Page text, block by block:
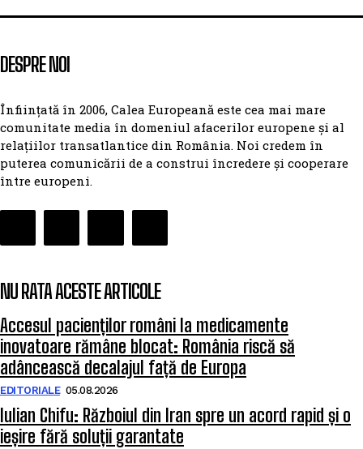
DESPRE NOI
Înființată în 2006, Calea Europeană este cea mai mare
comunitate media în domeniul afacerilor europene și al
relațiilor transatlantice din România. Noi credem în
puterea comunicării de a construi încredere și cooperare
între europeni.
NU RATA ACESTE ARTICOLE
Accesul pacienților români la medicamente
inovatoare rămâne blocat: România riscă să
adâncească decalajul față de Europa
EDITORIALE 05.08.2026
Iulian Chifu: Războiul din Iran spre un acord rapid și o
ieșire fără soluții garantate